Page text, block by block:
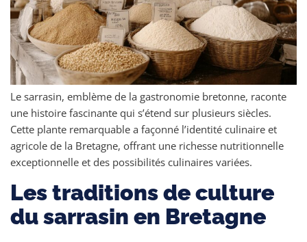
Le sarrasin, emblème de la gastronomie bretonne, raconte
une histoire fascinante qui s’étend sur plusieurs siècles.
Cette plante remarquable a façonné l’identité culinaire et
agricole de la Bretagne, offrant une richesse nutritionnelle
exceptionnelle et des possibilités culinaires variées.
Les traditions de culture
du sarrasin en Bretagne